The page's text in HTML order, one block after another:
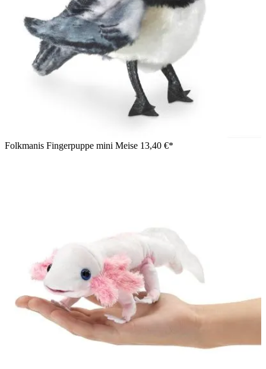
Folkmanis Fingerpuppe mini Meise 13,40 €*